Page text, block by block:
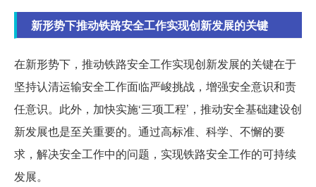
新形势下推动铁路安全工作实现创新发展的关键
在新形势下，推动铁路安全工作实现创新发展的关键在于
坚持认清运输安全工作面临严峻挑战，增强安全意识和责
任意识。此外，加快实施‘三项工程’，推动安全基础建设创
新发展也是至关重要的。通过高标准、科学、不懈的要
求，解决安全工作中的问题，实现铁路安全工作的可持续
发展。